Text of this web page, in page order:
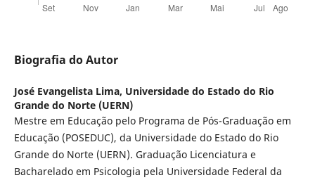
Biografia do Autor
José Evangelista Lima, Universidade do Estado do Rio
Grande do Norte (UERN)
Mestre em Educação pelo Programa de Pós-Graduação em
Educação (POSEDUC), da Universidade do Estado do Rio
Grande do Norte (UERN). Graduação Licenciatura e
Bacharelado em Psicologia pela Universidade Federal da